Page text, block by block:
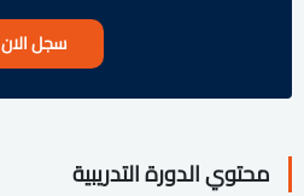
سجل الان
محتوي الدورة التدريبية